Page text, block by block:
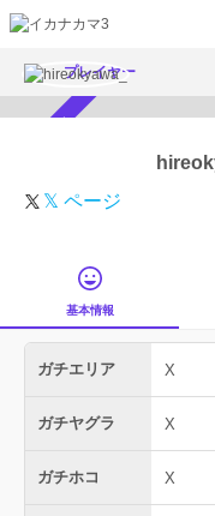
プレイヤー
𝕏 ページ
基本情報
ガチエリア X
ガチヤグラ X
ガチホコ X